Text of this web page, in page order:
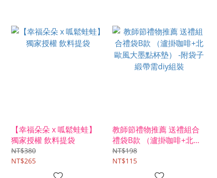
【幸福朵朵 x 呱鬆蛙蛙】
獨家授權 飲料提袋
NT$380
NT$265
教師節禮物推薦 送禮組合
禮袋B款 （瀘掛咖啡+北歐
風大墨點杯墊） -附袋子緞
帶需diy組裝
NT$198
NT$115